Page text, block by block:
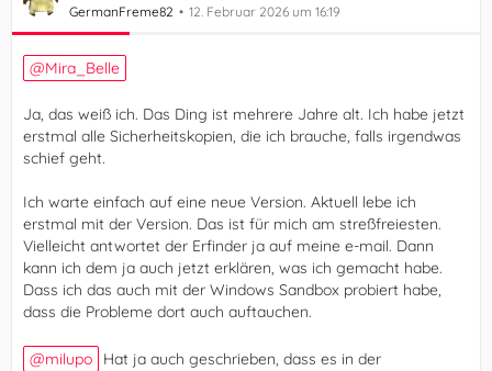
GermanFreme82 12. Februar 2026 um 16:19
Mira_Belle
Ja, das weiß ich. Das Ding ist mehrere Jahre alt. Ich habe jetzt
erstmal alle Sicherheitskopien, die ich brauche, falls irgendwas
schief geht.
Ich warte einfach auf eine neue Version. Aktuell lebe ich
erstmal mit der Version. Das ist für mich am streßfreiesten.
Vielleicht antwortet der Erfinder ja auf meine e-mail. Dann
kann ich dem ja auch jetzt erklären, was ich gemacht habe.
Dass ich das auch mit der Windows Sandbox probiert habe,
dass die Probleme dort auch auftauchen.
milupo
Hat ja auch geschrieben, dass es in der